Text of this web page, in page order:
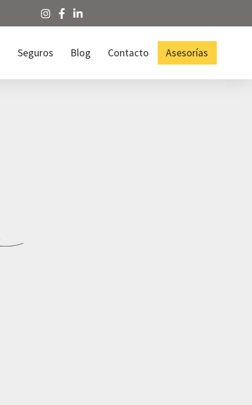
Seguros Blog Contacto Asesorías